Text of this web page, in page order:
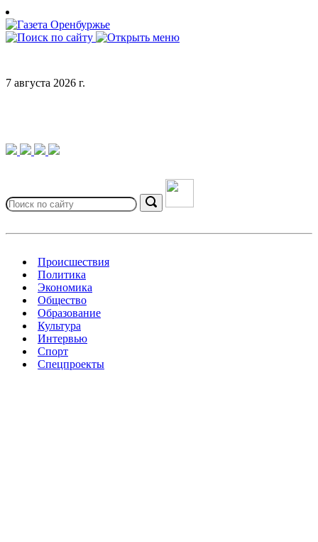
Skip
to
content
7 августа 2026 г.
for:
Search
Происшествия
Политика
Экономика
Общество
Образование
Культура
Интервью
Спорт
Спецпроекты